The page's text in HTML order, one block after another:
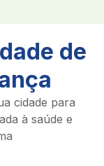
de
cidade para
à saúde e